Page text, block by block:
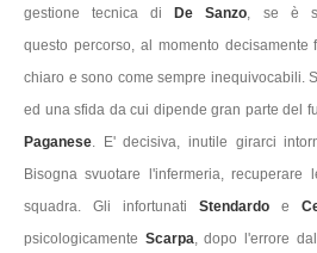
gestione tecnica diDe Sanzo , se è
questo percorso, al momento decisamente
chiaro e sono come sempre inequivocabili.
ed una sfida da cui dipende gran parte del
Paganese . E' decisiva, inutile girarci
Bisogna svuotare l'infermeria, recuperare
squadra. Gli infortunati Stendardo e
psicologicamente Scarpa , dopo l'errore